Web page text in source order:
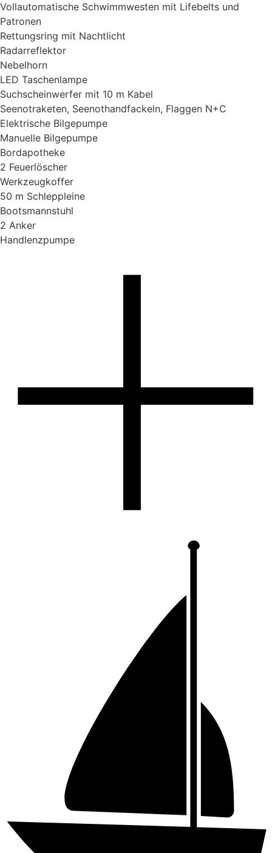
Vollautomatische Schwimmwesten mit Lifebelts und
Patronen
Rettungsring mit Nachtlicht
Radarreflektor
Nebelhorn
LED Taschenlampe
Suchscheinwerfer mit 10 m Kabel
Seenotraketen, Seenothandfackeln, Flaggen N+C
Elektrische Bilgepumpe
Manuelle Bilgepumpe
Bordapotheke
2 Feuerlöscher
Werkzeugkoffer
50 m Schleppleine
Bootsmannstuhl
2 Anker
Handlenzpumpe